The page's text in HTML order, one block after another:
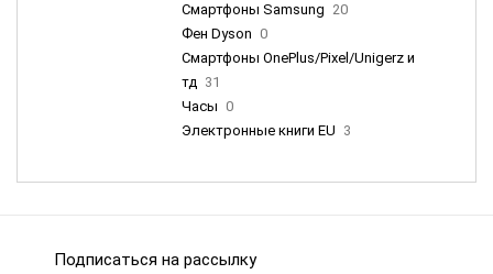
Смартфоны Samsung 20
Фен Dyson 0
Смартфоны OnePlus/Pixel/Unigerz и
тд 31
Часы 0
Электронные книги EU 3
Подписаться на рассылку